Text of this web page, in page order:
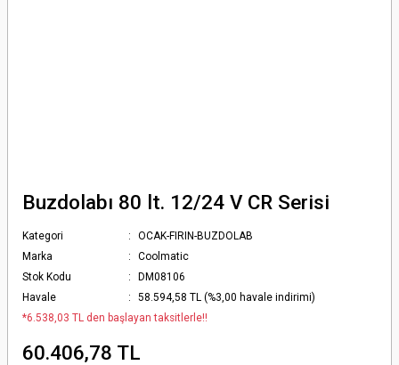
Buzdolabı 80 lt. 12/24 V CR Serisi
Kategori
OCAK-FIRIN-BUZDOLAB
Marka
Coolmatic
Stok Kodu
DM08106
Havale
58.594,58 TL (%3,00 havale indirimi)
*6.538,03 TL den başlayan taksitlerle!!
60.406,78 TL